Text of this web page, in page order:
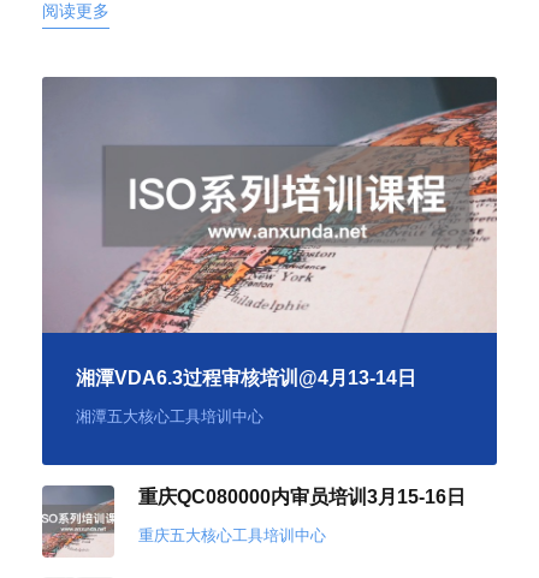
阅读更多
湘潭VDA6.3过程审核培训@4月13-14日
湘潭五大核心工具培训中心
重庆QC080000内审员培训3月15-16日
重庆五大核心工具培训中心